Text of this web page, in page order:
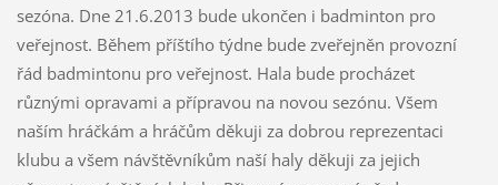
sezóna. Dne 21.6.2013 bude ukončen i badminton pro
veřejnost. Během příštího týdne bude zveřejněn provozní
řád badmintonu pro veřejnost. Hala bude procházet
různými opravami a přípravou na novou sezónu. Všem
naším hráčkám a hráčům děkuji za dobrou reprezentaci
klubu a všem návštěvníkům naší haly děkuji za jejich